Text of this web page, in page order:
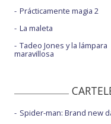
Prácticamente magia 2
La maleta
Tadeo Jones y la lámpara
maravillosa
Spider-man: Brand new